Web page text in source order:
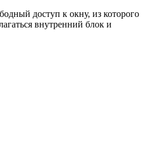
доступ к окну, из которого
внутренний блок и